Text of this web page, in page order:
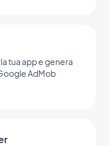
tua app e genera
AdMob